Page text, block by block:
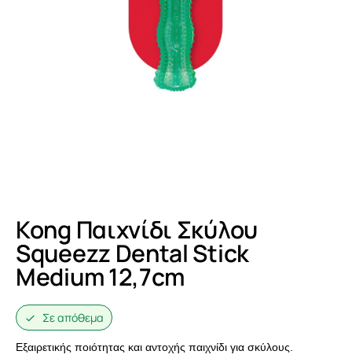
Kong Παιχνίδι Σκύλου
Squeezz Dental Stick
Medium 12,7cm
Σε απόθεμα
Εξαιρετικής ποιότητας και αντοχής παιχνίδι για σκύλους.